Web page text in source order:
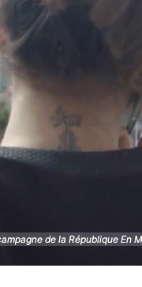
de la République En
de la République En